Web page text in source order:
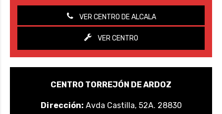
VER CENTRO DE ALCALA
VER CENTRO
CENTRO TORREJÓN DE ARDOZ
Dirección: Avda Castilla, 52A. 28830